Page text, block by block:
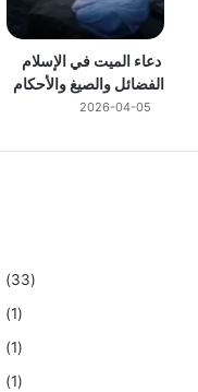
دعاء الميت في الإسلام
الفضائل والصيغ والأحكام
2026-04-05
(33)
(1)
(1)
(1)